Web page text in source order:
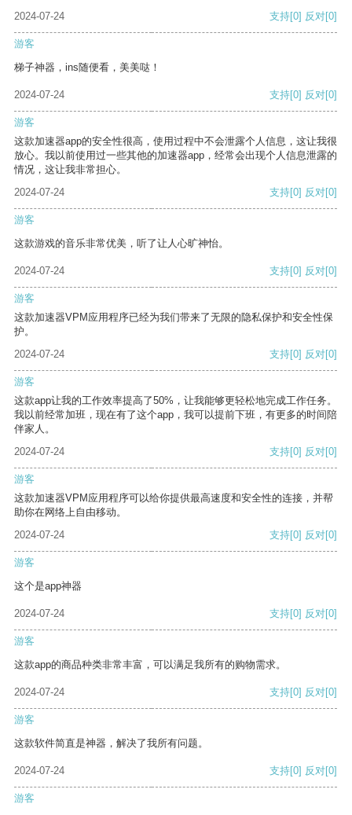
2024-07-24 支持[0] 反对[0]
游客
梯子神器，ins随便看，美美哒！
2024-07-24 支持[0] 反对[0]
游客
这款加速器app的安全性很高，使用过程中不会泄露个人信息，这让我很
放心。我以前使用过一些其他的加速器app，经常会出现个人信息泄露的
情况，这让我非常担心。
2024-07-24
支持[0] 反对[0]
游客
这款游戏的音乐非常优美，听了让人心旷神怡。
2024-07-24 支持[0] 反对[0]
游客
这款加速器VPM应用程序已经为我们带来了无限的隐私保护和安全性保
护。
2024-07-24
支持[0] 反对[0]
游客
这款app让我的工作效率提高了50%，让我能够更轻松地完成工作任务。
我以前经常加班，现在有了这个app，我可以提前下班，有更多的时间陪
伴家人。
2024-07-24
支持[0] 反对[0]
游客
这款加速器VPM应用程序可以给你提供最高速度和安全性的连接，并帮
助你在网络上自由移动。
2024-07-24
支持[0] 反对[0]
游客
这个是app神器
2024-07-24 支持[0] 反对[0]
游客
这款app的商品种类非常丰富，可以满足我所有的购物需求。
2024-07-24 支持[0] 反对[0]
游客
这款软件简直是神器，解决了我所有问题。
2024-07-24 支持[0] 反对[0]
游客